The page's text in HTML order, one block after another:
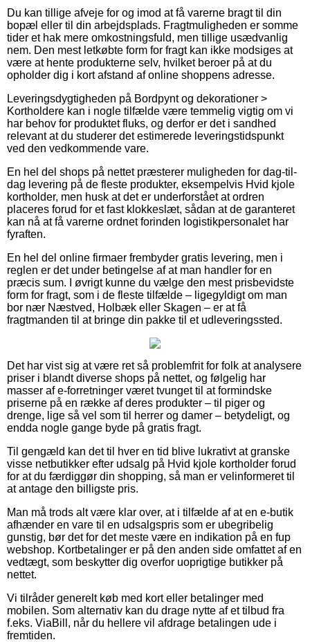
Du kan tillige afveje for og imod at få varerne bragt til din
bopæl eller til din arbejdsplads. Fragtmuligheden er somme
tider et hak mere omkostningsfuld, men tillige usædvanlig
nem. Den mest letkøbte form for fragt kan ikke modsiges at
være at hente produkterne selv, hvilket beroer på at du
opholder dig i kort afstand af online shoppens adresse.
Leveringsdygtigheden på Bordpynt og dekorationer >
Kortholdere kan i nogle tilfælde være temmelig vigtig om vi
har behov for produktet fluks, og derfor er det i sandhed
relevant at du studerer det estimerede leveringstidspunkt
ved den vedkommende vare.
En hel del shops på nettet præsterer muligheden for dag-til-
dag levering på de fleste produkter, eksempelvis Hvid kjole
kortholder, men husk at det er underforstået at ordren
placeres forud for et fast klokkeslæt, sådan at de garanteret
kan nå at få varerne ordnet forinden logistikpersonalet har
fyraften.
En hel del online firmaer frembyder gratis levering, men i
reglen er det under betingelse af at man handler for en
præcis sum. I øvrigt kunne du vælge den mest prisbevidste
form for fragt, som i de fleste tilfælde – ligegyldigt om man
bor nær Næstved, Holbæk eller Skagen – er at få
fragtmanden til at bringe din pakke til et udleveringssted.
Det har vist sig at være ret så problemfrit for folk at analysere
priser i blandt diverse shops på nettet, og følgelig har
masser af e-forretninger været tvunget til at formindske
priserne på en række af deres produkter – til piger og
drenge, lige så vel som til herrer og damer – betydeligt, og
endda nogle gange byde på gratis fragt.
Til gengæld kan det til hver en tid blive lukrativt at granske
visse netbutikker efter udsalg på Hvid kjole kortholder forud
for at du færdiggør din shopping, så man er velinformeret til
at antage den billigste pris.
Man må trods alt være klar over, at i tilfælde af at en e-butik
afhænder en vare til en udsalgspris som er ubegribelig
gunstig, bør det for det meste være en indikation på en fup
webshop. Kortbetalinger er på den anden side omfattet af en
vedtægt, som beskytter dig overfor uoprigtige butikker på
nettet.
Vi tilråder generelt køb med kort eller betalinger med
mobilen. Som alternativ kan du drage nytte af et tilbud fra
f.eks. ViaBill, når du hellere vil afdrage betalingen ude i
fremtiden.